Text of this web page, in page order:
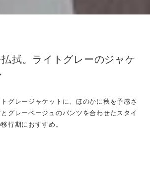
拭。ライトグレーのジャケ
グレージャケットに、ほのかに秋を予感さ
グレーベージュのパンツを合わせたスタイ
行期におすすめ。